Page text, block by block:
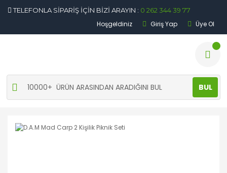
TELEFONLA SİPARİŞ İÇİN BİZİ ARAYIN : 0 262 344 39 77
Hoşgeldiniz Giriş Yap Üye Ol
BUL